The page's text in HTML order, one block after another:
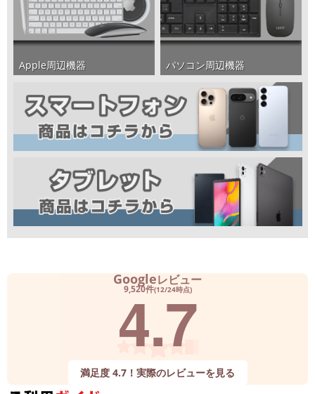
Apple周辺機器 パソコン周辺機器
Googleレビュー
9,520件(12/24時点)
4.7
満足度 4.7！実際のレビューを見る